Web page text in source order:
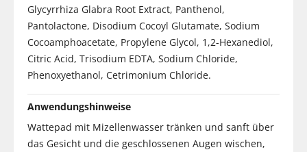
Glycyrrhiza Glabra Root Extract, Panthenol,
Pantolactone, Disodium Cocoyl Glutamate, Sodium
Cocoamphoacetate, Propylene Glycol, 1,2-Hexanediol,
Citric Acid, Trisodium EDTA, Sodium Chloride,
Phenoxyethanol, Cetrimonium Chloride.
Anwendungshinweise
Wattepad mit Mizellenwasser tränken und sanft über
das Gesicht und die geschlossenen Augen wischen,